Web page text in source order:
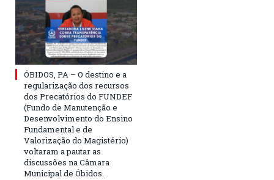
ÓBIDOS, PA – O destino e a
regularização dos recursos
dos Precatórios do FUNDEF
(Fundo de Manutenção e
Desenvolvimento do Ensino
Fundamental e de
Valorização do Magistério)
voltaram a pautar as
discussões na Câmara
Municipal de Óbidos.